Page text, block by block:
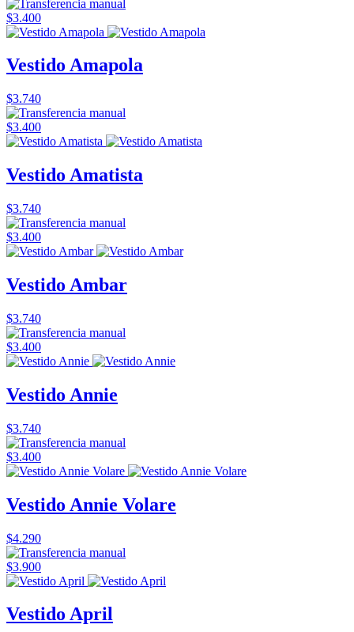
$3.400
Vestido Amapola
$3.740
$3.400
Vestido Amatista
$3.740
$3.400
Vestido Ambar
$3.740
$3.400
Vestido Annie
$3.740
$3.400
Vestido Annie Volare
$4.290
$3.900
Vestido April